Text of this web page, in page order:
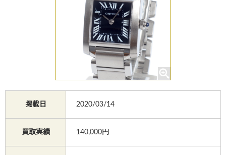
お買物
質預かり
修理
掲載日 2020/03/14
買取実績 140,000円